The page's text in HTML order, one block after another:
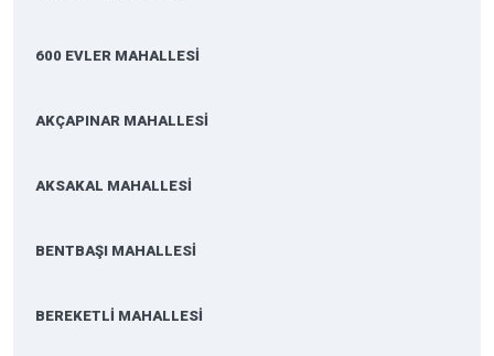
600 EVLER MAHALLESİ
AKÇAPINAR MAHALLESİ
AKSAKAL MAHALLESİ
BENTBAŞI MAHALLESİ
BEREKETLİ MAHALLESİ